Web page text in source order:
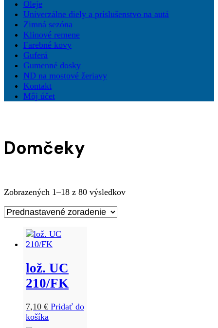
Oleje
Univerzálne diely a príslušenstvo na autá
Zimná sezóna
Klinové remene
Farebné kovy
Guferá
Gumenné dosky
ND na mostové žeriavy
Kontakt
Môj účet
Domčeky
Zobrazených 1–18 z 80 výsledkov
lož. UC
210/FK
7,10 € Pridať do
košíka